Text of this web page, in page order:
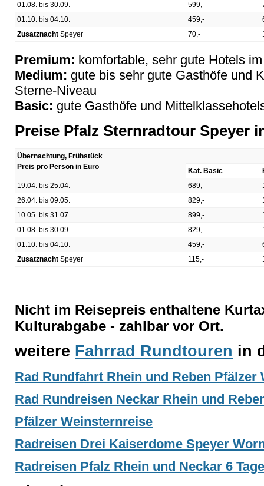
01.08. bis 30.09.
599,-
01.10. bis 04.10.
459,-
Zusatznacht Speyer 70,-
Premium: komfortable, sehr gute Hotels
Medium: gute bis sehr gute Gasthöfe und
Sterne-Niveau
Basic: gute Gasthöfe und
Preise Pfalz Sternradtour Speyer
Übernachtung, Frühstück
Preis pro Person in Euro
Kat. Basic
19.04. bis 25.04.
689,-
26.04. bis 09.05.
829,-
10.05. bis 31.07.
899,-
01.08. bis 30.09.
829,-
01.10. bis 04.10.
459,-
Zusatznacht Speyer 115,-
Nicht im Reisepreis enthaltene
Kulturabgabe - zahlbar vor Ort.
weitere Fahrrad Rundtouren in
Rad Rundfahrt Rhein und Reben Pfälzer
Rad Rundreisen Neckar Rhein und
Pfälzer Weinsternreise
Radreisen Drei Kaiserdome Speyer
Radreisen Pfalz Rhein und Neckar 6